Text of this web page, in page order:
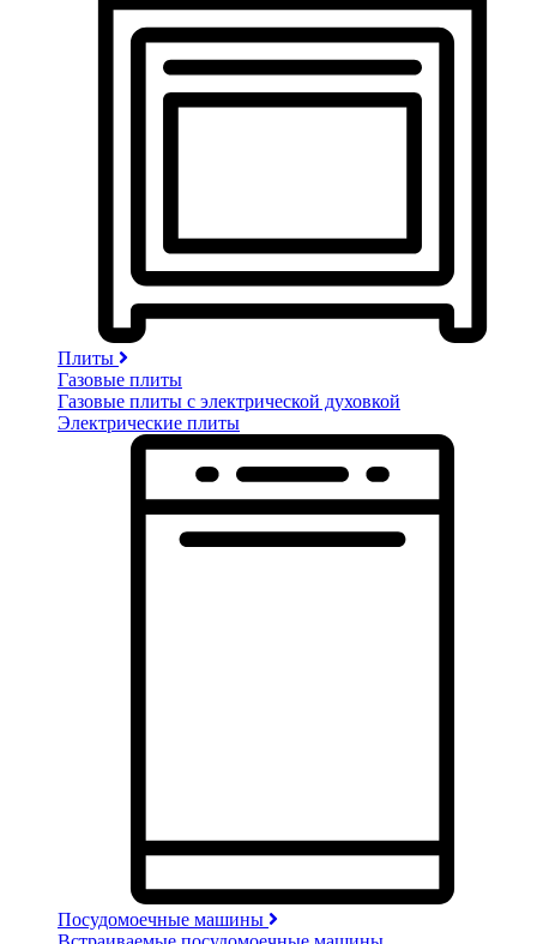
Плиты
Газовые плиты
Газовые плиты с электрической духовкой
Электрические плиты
Посудомоечные машины